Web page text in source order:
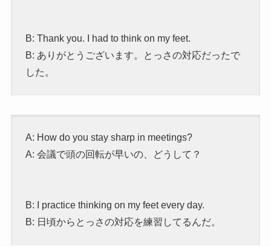
B: Thank you. I had to think on my feet.
B: ありがとうございます。とっさの対応だったで
した。
A: How do you stay sharp in meetings?
A: 会議で頭の回転が早いの、どうして？
B: I practice thinking on my feet every day.
B: 日頃からとっさの対応を練習してるんだ。